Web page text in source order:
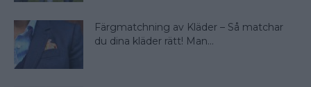
Färgmatchning av Kläder – Så matchar
du dina kläder rätt! Man...